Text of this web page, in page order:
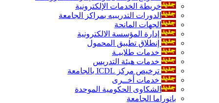
خريطة الخدمات الإلكترونية
الدورات التدريبيه بمراكز الجامعة
الجهات المانحة
إدارة المؤسسة الالكترونية
إنطلاق تطبيق المحمول
خدمات طلابيـة
خدمات هيئة التدريس
ترخيص مركز ICDL بالجامعة
خدمات أخــرى
الشكاوى الحكومية الموحدة
بانوراما الجامعة